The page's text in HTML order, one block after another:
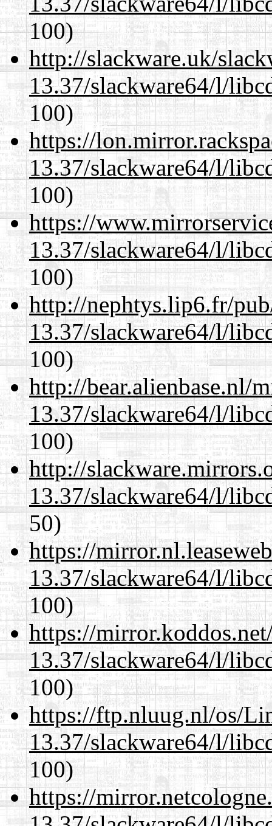
100)
http://slackware.uk/
13.37/slackware64/l/
100)
https://
13.37/slackware64/l/
100)
https://
13.37/slackware64/l/
100)
http://nephtys.lip6.fr/
13.37/slackware64/l/
100)
http://bear.alienbase.nl/
13.37/slackware64/l/
100)
http://
13.37/slackware64/l/
50)
https://
13.37/slackware64/l/
100)
https://
13.37/slackware64/l/
100)
https://ftp.nluug.nl/os/
13.37/slackware64/l/
100)
https://